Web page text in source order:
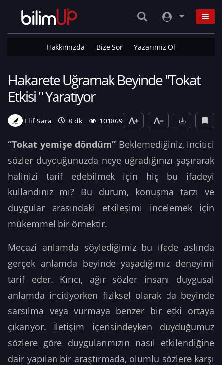
Hakkımızda Bize Sor Yazarımız Ol
Hakarete Uğramak Beyinde "Tokat
Etkisi " Yaratıyor
Elif Sara 8 dk 101869
“Tokat yemişe döndüm” Beklemediğiniz, incitici
sözler duyduğunuzda neye uğradığınızı şaşırarak
halinizi tarif edebilmek için hiç bu ifadeyi
kullandınız mı? Bu durum, konuşma tarzı ve
duygular arasındaki etkileşimi incelemek için
mükemmel bir örnektir.
Mecazi anlamda söylediğimiz bu ifade aslında
gerçek anlamda beyinde yaşadığımız deneyimi
tarif eder. Kırıcı, ağır sözler insanı duygusal
anlamda incitiyorken fiziksel olarak da beyinde
sarsılma veya vurmaya benzer bir etki ortaya
çıkarıyor. İletişim içerisindeyken duyduğumuz
sözlere göre duygularımızın nasıl etkilendiğine
dair yapılan bir araştırmada, olumlu sözlere karşı